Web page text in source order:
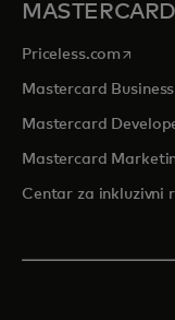
Priceless.com opens
Mastercard
Mastercard
Mastercard
Centar za inkluzivni